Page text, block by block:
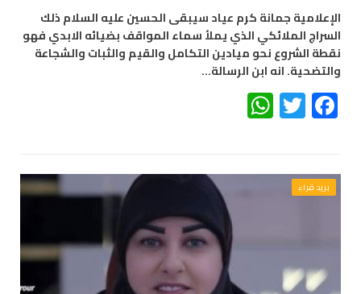
الإعلامية جمانة كرم عياد سيبقى الحسين عليه السلام ذلك
السراج الملائكي الذي يملأ سماء المواقف بضيائه الابدي فهو
نقطة الشروع نحو ميادين التكامل والقيم والثبات والشجاعة
والتضحية. انه ابن الرسالة…
Facebook
Twitter
بريد قراء